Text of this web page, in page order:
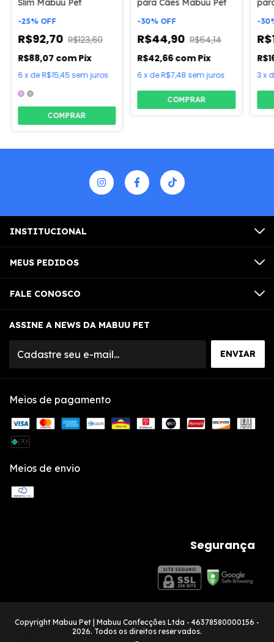
Slim Mabuu Pet
-25% OFF
R$92,70 R$123,60
R$88,07 com Pix
6x deR$15,45 sem juros
COMPRAR
para Cães Mabuu Pet
-30% OFF
R$44,90 R$64,14
R$42,66comPix
6 x deR$7,48 sem juros
COMPRAR
-30
3x
INSTITUCIONAL
MEUS PEDIDOS
FALE CONOSCO
ASSINE A NEWS DA MABUU PET
Meios de pagamento
Meios de envio
Segurança
Copyright Mabuu Pet | Mabuu Confecções Ltda - 46378580000156 -
2026. Todos os direitos reservados.